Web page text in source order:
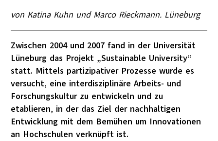
von Katina Kuhn und Marco Rieckmann. Lüneburg
Zwischen 2004 und 2007 fand in der Universität
Lüneburg das Projekt „Sustainable University“
statt. Mittels partizipativer Prozesse wurde es
versucht, eine interdisziplinäre Arbeits- und
Forschungskultur zu entwickeln und zu
etablieren, in der das Ziel der nachhaltigen
Entwicklung mit dem Bemühen um Innovationen
an Hochschulen verknüpft ist.